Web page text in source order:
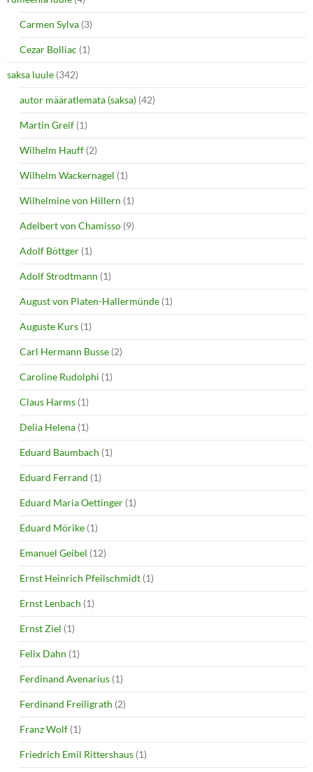
Carmen Sylva (3)
Cezar Bolliac (1)
saksa luule (342)
autor määratlemata (saksa) (42)
Martin Greif (1)
Wilhelm Hauff (2)
Wilhelm Wackernagel (1)
Wilhelmine von Hillern (1)
Adelbert von Chamisso (9)
Adolf Böttger (1)
Adolf Strodtmann (1)
August von Platen-Hallermünde (1)
Auguste Kurs (1)
Carl Hermann Busse (2)
Caroline Rudolphi (1)
Claus Harms (1)
Delia Helena (1)
Eduard Baumbach (1)
Eduard Ferrand (1)
Eduard Maria Oettinger (1)
Eduard Mörike (1)
Emanuel Geibel (12)
Ernst Heinrich Pfeilschmidt (1)
Ernst Lenbach (1)
Ernst Ziel (1)
Felix Dahn (1)
Ferdinand Avenarius (1)
Ferdinand Freiligrath (2)
Franz Wolf (1)
Friedrich Emil Rittershaus (1)